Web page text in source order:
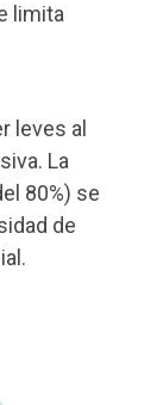
limita
leves al
La
80%) se
de